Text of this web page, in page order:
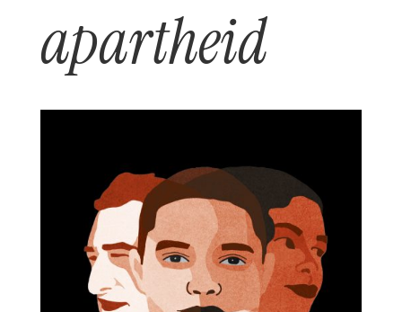
apartheid